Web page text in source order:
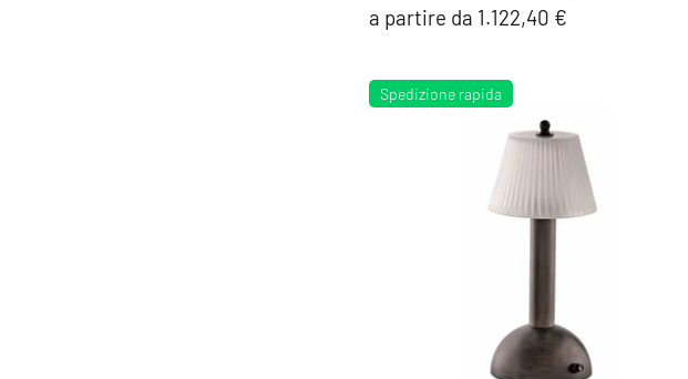
a partire da 1.122,40 €
Spedizione rapida